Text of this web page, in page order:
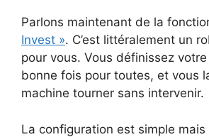
Parlons maintenant de la
Invest ». C’est littéralement un
pour vous. Vous définissez
bonne fois pour toutes, et vous
machine tourner sans intervenir.
La configuration est simple mais